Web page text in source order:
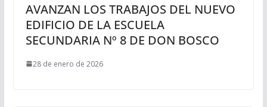
AVANZAN LOS TRABAJOS DEL NUEVO
EDIFICIO DE LA ESCUELA
SECUNDARIA Nº 8 DE DON BOSCO
28 de enero de 2026